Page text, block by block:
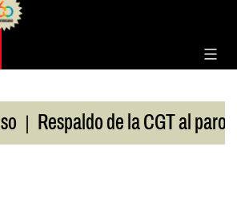
Respaldo de la CGT al paro